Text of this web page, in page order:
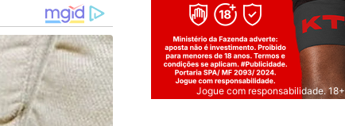
Jogue com responsabilidade. 18+